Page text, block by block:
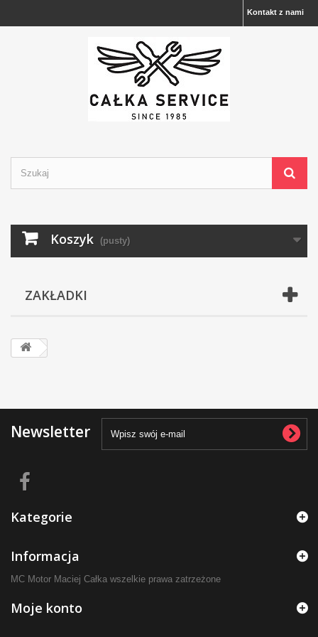
Kontakt z nami
Koszyk (pusty)
ZAKŁADKI
Newsletter
Kategorie
Informacja
MC Motor Maciej Całka wszelkie prawa zatrzeżone
Moje konto